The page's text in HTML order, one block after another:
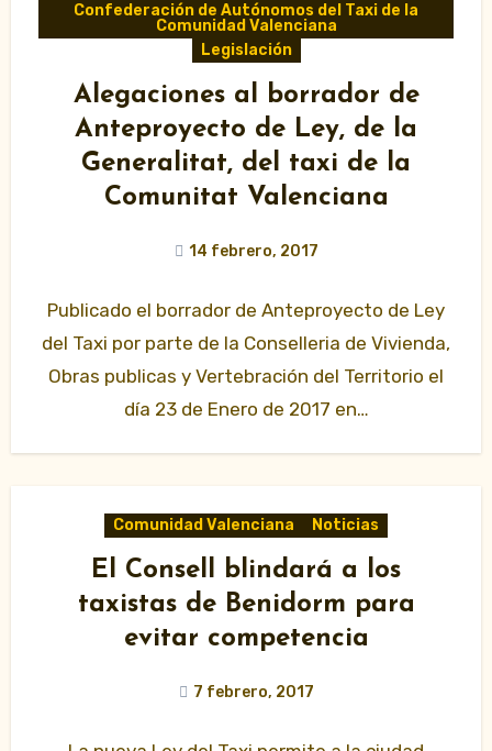
Confederación de Autónomos del Taxi de la
Comunidad Valenciana
Legislación
Alegaciones al borrador de
Anteproyecto de Ley, de la
Generalitat, del taxi de la
Comunitat Valenciana
14 febrero, 2017
Publicado el borrador de Anteproyecto de Ley
del Taxi por parte de la Conselleria de Vivienda,
Obras publicas y Vertebración del Territorio el
día 23 de Enero de 2017 en…
Comunidad Valenciana Noticias
El Consell blindará a los
taxistas de Benidorm para
evitar competencia
7 febrero, 2017